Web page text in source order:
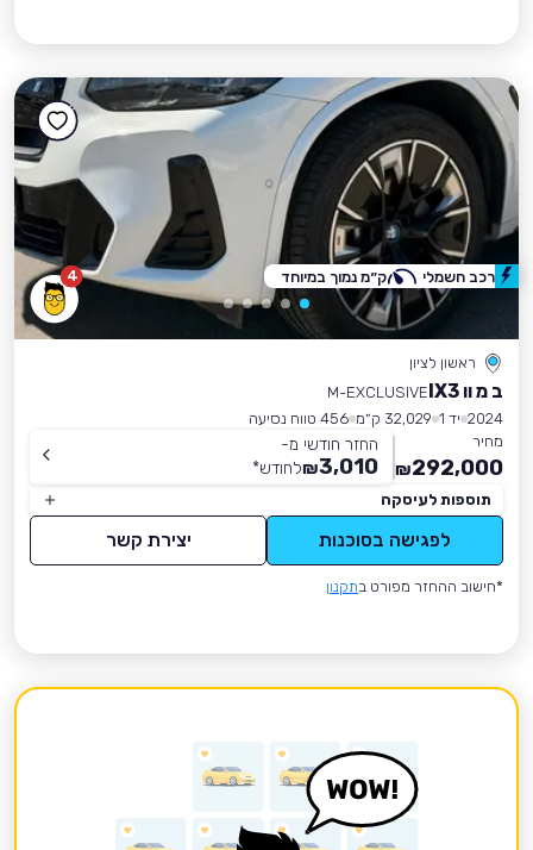
4
ראשון לציון
ב מ וו IX3
M-EXCLUSIVE
2024 יד 1 32,029 ק״מ
456 טווח נסיעה
מחיר
292,000
₪
החזר חודשי מ-
3,010
₪לחודש*
תוספות לעיסקה
לפגישה בסוכנות יצירת קשר
*חישוב ההחזר מפורט בתקנון
רכב חשמלי ק״מ נמוך במיוחד